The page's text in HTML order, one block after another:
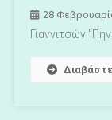
28
Γιαννιτσών